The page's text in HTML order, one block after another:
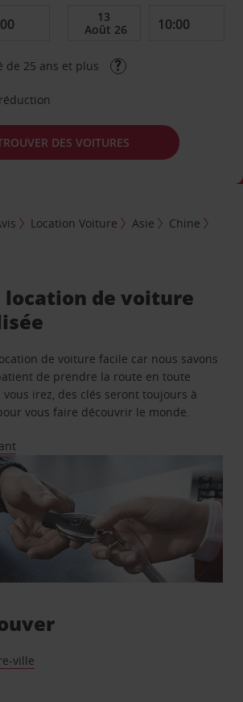
de 25 ans et plus
DES VOITURES
Location Voiture Asie
Chine
location de voiture
de voiture facile car nous savons
de prendre la route en toute
irez, des clés seront toujours à
vous faire découvrir le monde.
ville